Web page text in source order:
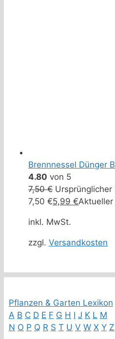
Brennnessel Dünger
4.80 von 5
7,50€ Ursprünglicher
7,50 €5,99 €
inkl. MwSt.
zzgl. Versandkosten
Pflanzen & Garten Lexikon
A B C D E F G H I J K L M
N O P Q R S T U V W X Y Z